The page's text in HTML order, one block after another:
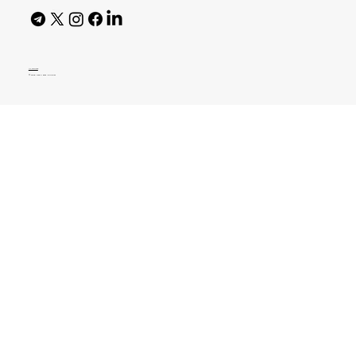
AI Policy
© 2026 High Bar Journal